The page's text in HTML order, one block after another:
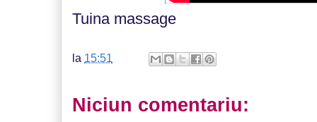
Tuina massage
la 15:51
Niciun comentariu: